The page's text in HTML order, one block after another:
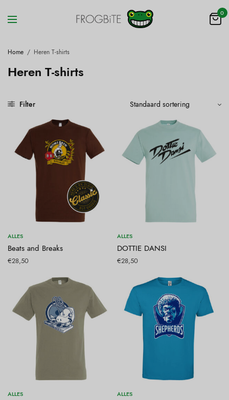
0
Home / Heren T-shirts
Heren T-shirts
Filter
ALLES
Beats and Breaks
€28,50
ALLES
DOTTIE DANSI
€28,50
ALLES ALLES